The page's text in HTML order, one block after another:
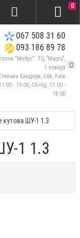
067 508 31 60
093 186 89 78
"Мебус": ТЦ "Марго",
1 поверх
Бандери, 34А, Київ
- 19:00, Сб-Нд: 11:00 -
18:00
0
кутова ШУ-1 1.3
1 1.3